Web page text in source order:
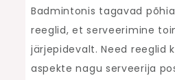
Badmintonis tagavad
reeglid, et serveerimine
järjepidevalt. Need reeglid
aspekte nagu serveerija